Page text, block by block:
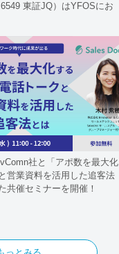
東証JQ）はYFOSにお
社と「アポ数を最大化
営業資料を活用した追客法
共催セミナーを開催！